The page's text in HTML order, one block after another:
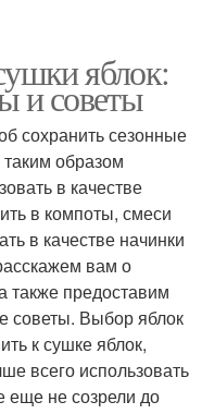
яблок:
и советы
сохранить сезонные
образом
в качестве
в компоты, смеси
в качестве начинки
вам о
также предоставим
советы. Выбор яблок
к сушке яблок,
всего использовать
еще не созрели до